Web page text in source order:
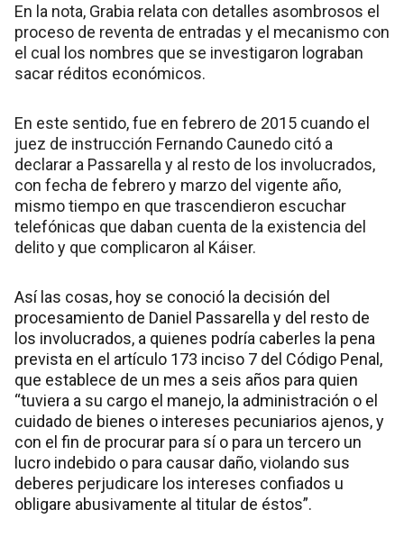
En la nota, Grabia relata con detalles asombrosos el
proceso de reventa de entradas y el mecanismo con
el cual los nombres que se investigaron lograban
sacar réditos económicos.
En este sentido, fue en febrero de 2015 cuando el
juez de instrucción Fernando Caunedo citó a
declarar a Passarella y al resto de los involucrados,
con fecha de febrero y marzo del vigente año,
mismo tiempo en que trascendieron escuchar
telefónicas que daban cuenta de la existencia del
delito y que complicaron al Káiser.
Así las cosas, hoy se conoció la decisión del
procesamiento de Daniel Passarella y del resto de
los involucrados, a quienes podría caberles la pena
prevista en el artículo 173 inciso 7 del Código Penal,
que establece de un mes a seis años para quien
“tuviera a su cargo el manejo, la administración o el
cuidado de bienes o intereses pecuniarios ajenos, y
con el fin de procurar para sí o para un tercero un
lucro indebido o para causar daño, violando sus
deberes perjudicare los intereses confiados u
obligare abusivamente al titular de éstos”.